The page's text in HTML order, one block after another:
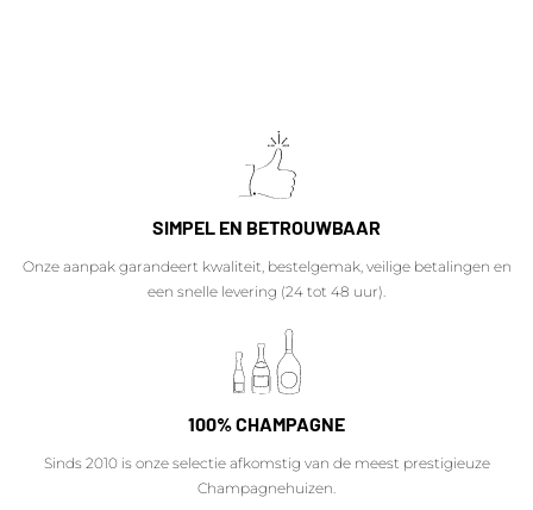
SIMPEL EN BETROUWBAAR
Onze aanpak garandeert kwaliteit, bestelgemak, veilige betalingen en
een snelle levering (24 tot 48 uur).
100% CHAMPAGNE
Sinds 2010 is onze selectie afkomstig van de meest prestigieuze
Champagnehuizen.